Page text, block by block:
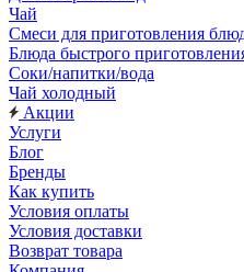
Чай
Смеси для приготовления
Блюда быстрого
Соки/напитки/вода
Чай холодный
Акции
Услуги
Блог
Бренды
Как купить
Условия оплаты
Условия доставки
Возврат товара